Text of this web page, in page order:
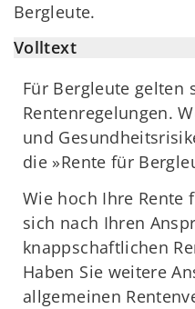
Bergleute.
Volltext
Für Bergleute gelten
Rentenregelungen.
und
die »Rente für
Wie hoch Ihre Rente
sich nach Ihren
knappschaftlichen
Haben Sie weitere
allgemeinen